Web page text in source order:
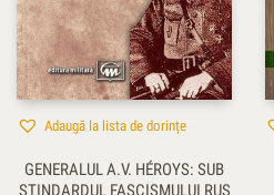
Adaugă la lista de dorințe
GENERALUL A.V. HÉROYS: SUB
STINDARDUL FASCISMULUI RUS